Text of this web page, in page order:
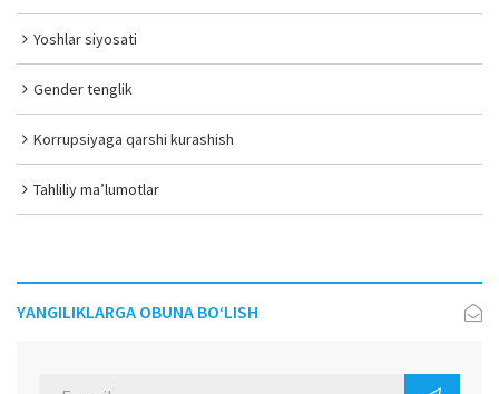
Yoshlar siyosati
Gender tenglik
Korrupsiyaga qarshi kurashish
Tahliliy ma’lumotlar
YANGILIKLARGA OBUNA BO‘LISH